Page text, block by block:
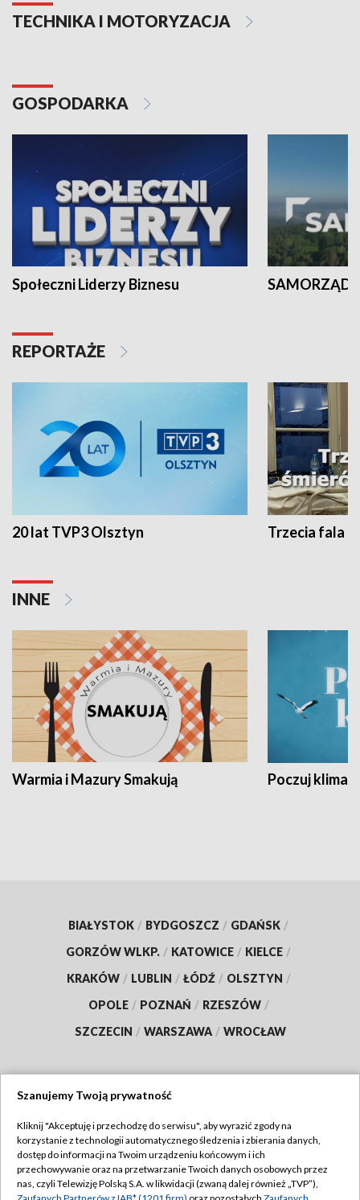
TECHNIKA I MOTORYZACJA
GOSPODARKA
Społeczni Liderzy Biznesu SAMORZĄD
REPORTAŻE
20 lat TVP3 Olsztyn Trzecia fala -
INNE
Warmia i Mazury Smakują Poczuj klimat
BIAŁYSTOK / BYDGOSZCZ / GDAŃSK /
GORZÓW WLKP. / KATOWICE / KIELCE /
KRAKÓW / LUBLIN / ŁÓDŹ / OLSZTYN /
OPOLE / POZNAŃ / RZESZÓW /
SZCZECIN / WARSZAWA / WROCŁAW
TVP
Abonament TVP
Emisja w TVP
Regulamin TVP
Szanujemy Twoją prywatność
Kliknij "Akceptuję i przechodzę do serwisu", aby wyrazić zgody na
korzystanie z technologii automatycznego śledzenia i zbierania danych,
dostęp do informacji na Twoim urządzeniu końcowym i ich
przechowywanie oraz na przetwarzanie Twoich danych osobowych przez
nas, czyli Telewizję Polską S.A. w likwidacji (zwaną dalej również „TVP”),